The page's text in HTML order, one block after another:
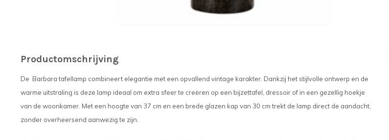
Productomschrijving
De Barbara tafellamp combineert elegantie met een opvallend vintage karakter. Dankzij het stijlvolle ontwerp en de
warme uitstraling is deze lamp ideaal om extra sfeer te creëren op een bijzettafel, dressoir of in een gezellig hoekje
van de woonkamer. Met een hoogte van 37 cm en een brede glazen kap van 30 cm trekt de lamp direct de aandacht,
zonder overheersend aanwezig te zijn.